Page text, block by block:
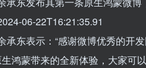
06-22T16:21:35.91
承东表示：“感谢微博优秀的开
鸿蒙带来的全新体验，大家可